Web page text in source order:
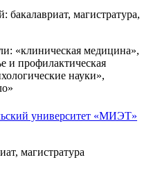
бакалавриат, магистратура,
«клиническая медицина»,
и профилактическая
науки»,
университет «МИЭТ»
магистратура